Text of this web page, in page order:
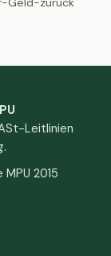
Leitlinien
MPU 2015